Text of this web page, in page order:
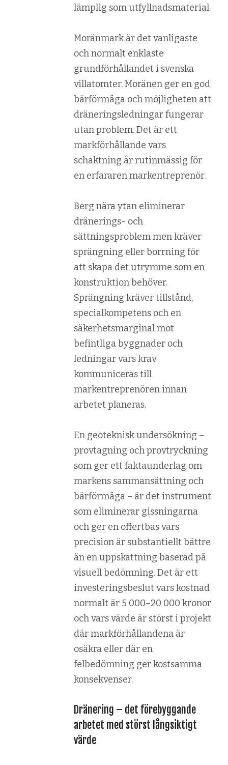
lämplig som utfyllnadsmaterial.
Moränmark är det vanligaste
och normalt enklaste
grundförhållandet i svenska
villatomter. Moränen ger en god
bärförmåga och möjligheten att
dräneringsledningar fungerar
utan problem. Det är ett
markförhållande vars
schaktning är rutinmässig för
en erfararen markentreprenör.
Berg nära ytan eliminerar
dränerings- och
sättningsproblem men kräver
sprängning eller borrning för
att skapa det utrymme som en
konstruktion behöver.
Sprängning kräver tillstånd,
specialkompetens och en
säkerhetsmarginal mot
befintliga byggnader och
ledningar vars krav
kommuniceras till
markentreprenören innan
arbetet planeras.
En geoteknisk undersökning –
provtagning och provtryckning
som ger ett faktaunderlag om
markens sammansättning och
bärförmåga – är det instrument
som eliminerar gissningarna
och ger en offertbas vars
precision är substantiellt bättre
än en uppskattning baserad på
visuell bedömning. Det är ett
investeringsbeslut vars kostnad
normalt är 5 000–20 000 kronor
och vars värde är störst i projekt
där markförhållandena är
osäkra eller där en
felbedömning ger kostsamma
konsekvenser.
Dränering – det förebyggande
arbetet med störst långsiktigt
värde